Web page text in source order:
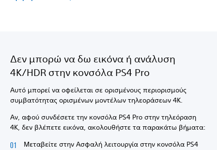
Δεν μπορώ να δω εικόνα ή ανάλυση
4K/HDR στην κονσόλα PS4 Pro
Αυτό μπορεί να οφείλεται σε ορισμένους περιορισμούς
συμβατότητας ορισμένων μοντέλων τηλεοράσεων 4K.
Αν, αφού συνδέσετε την κονσόλα PS4 Pro στην τηλεόραση
4K, δεν βλέπετε εικόνα, ακολουθήστε τα παρακάτω βήματα:
Μεταβείτε στην Ασφαλή λειτουργία στην κονσόλα PS4